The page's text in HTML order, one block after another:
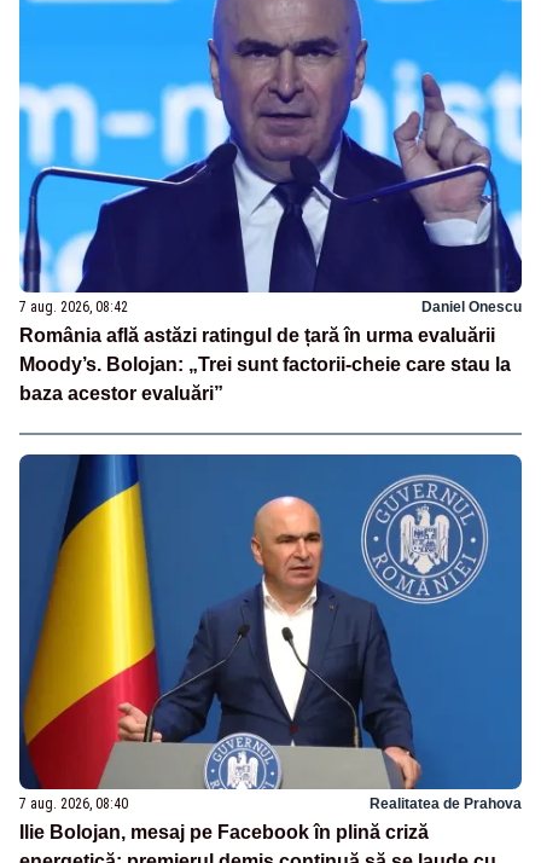
7 aug. 2026, 08:42 Daniel Onescu
România află astăzi ratingul de țară în urma evaluării
Moody’s. Bolojan: „Trei sunt factorii-cheie care stau la
baza acestor evaluări”
7 aug. 2026, 08:40 Realitatea de Prahova
Ilie Bolojan, mesaj pe Facebook în plină criză